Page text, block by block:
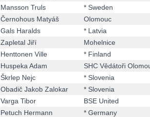
Mansson Truls
* Sweden
Černohous Matyáš
Olomouc
Gals Haralds
* Latvia
Zapletal Jiří
Mohelnice
Henttonen Ville
* Finland
Huspeka Adam
SHC Vědátoři
Škrlep Nejc
* Slovenia
Obadič Jakob Zalokar
* Slovenia
Varga Tibor
BSE United
Petuch Hermann
* Germany